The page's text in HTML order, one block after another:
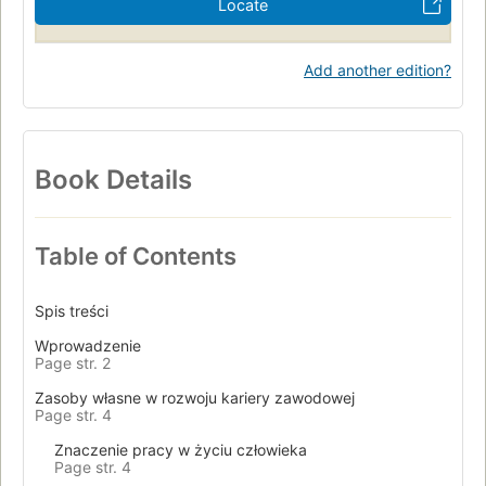
Locate
Add another edition?
Book Details
Table of Contents
Spis treści
Wprowadzenie
Page str. 2
Zasoby własne w rozwoju kariery zawodowej
Page str. 4
Znaczenie pracy w życiu człowieka
Page str. 4